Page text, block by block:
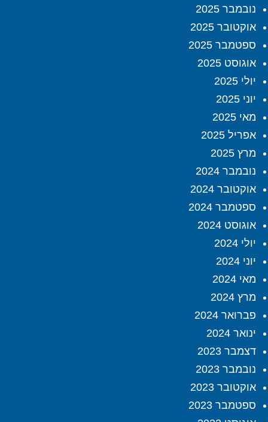
נובמבר 2025
אוקטובר 2025
ספטמבר 2025
אוגוסט 2025
יולי 2025
יוני 2025
מאי 2025
אפריל 2025
מרץ 2025
נובמבר 2024
אוקטובר 2024
ספטמבר 2024
אוגוסט 2024
יולי 2024
יוני 2024
מאי 2024
מרץ 2024
פברואר 2024
ינואר 2024
דצמבר 2023
נובמבר 2023
אוקטובר 2023
ספטמבר 2023